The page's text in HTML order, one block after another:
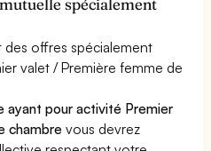
des offres spécialement
valet / Première femme de
ayant pour activité Premier
chambrevous devrez